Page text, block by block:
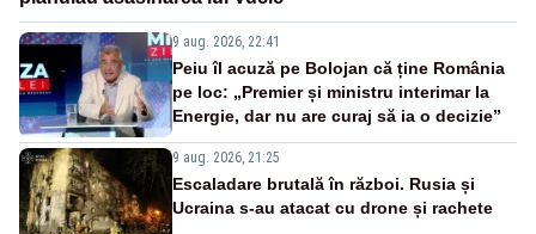
9 aug. 2026, 22:41
Peiu îl acuză pe Bolojan că ține România
pe loc: „Premier și ministru interimar la
Energie, dar nu are curaj să ia o decizie”
9 aug. 2026, 21:25
Escaladare brutală în război. Rusia și
Ucraina s-au atacat cu drone și rachete